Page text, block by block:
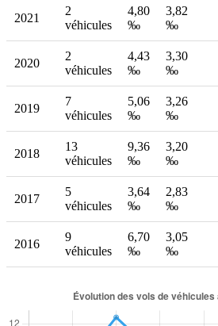
2021
2
véhicules
4,80
‰
3,82
‰
2020
2
véhicules
4,43
‰
3,30
‰
2019
7
véhicules
5,06
‰
3,26
‰
2018
13
véhicules
9,36
‰
3,20
‰
2017
5
véhicules
3,64
‰
2,83
‰
2016
9
véhicules
6,70
‰
3,05
‰